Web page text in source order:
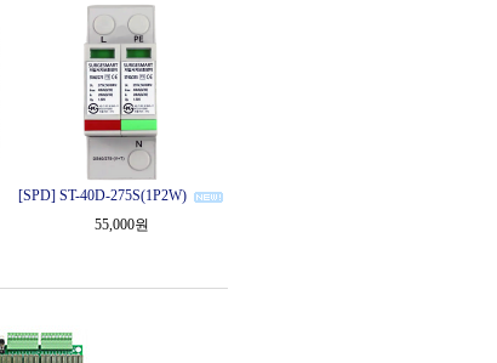
[SPD] ST-40D-275S(1P2W)
55,000원